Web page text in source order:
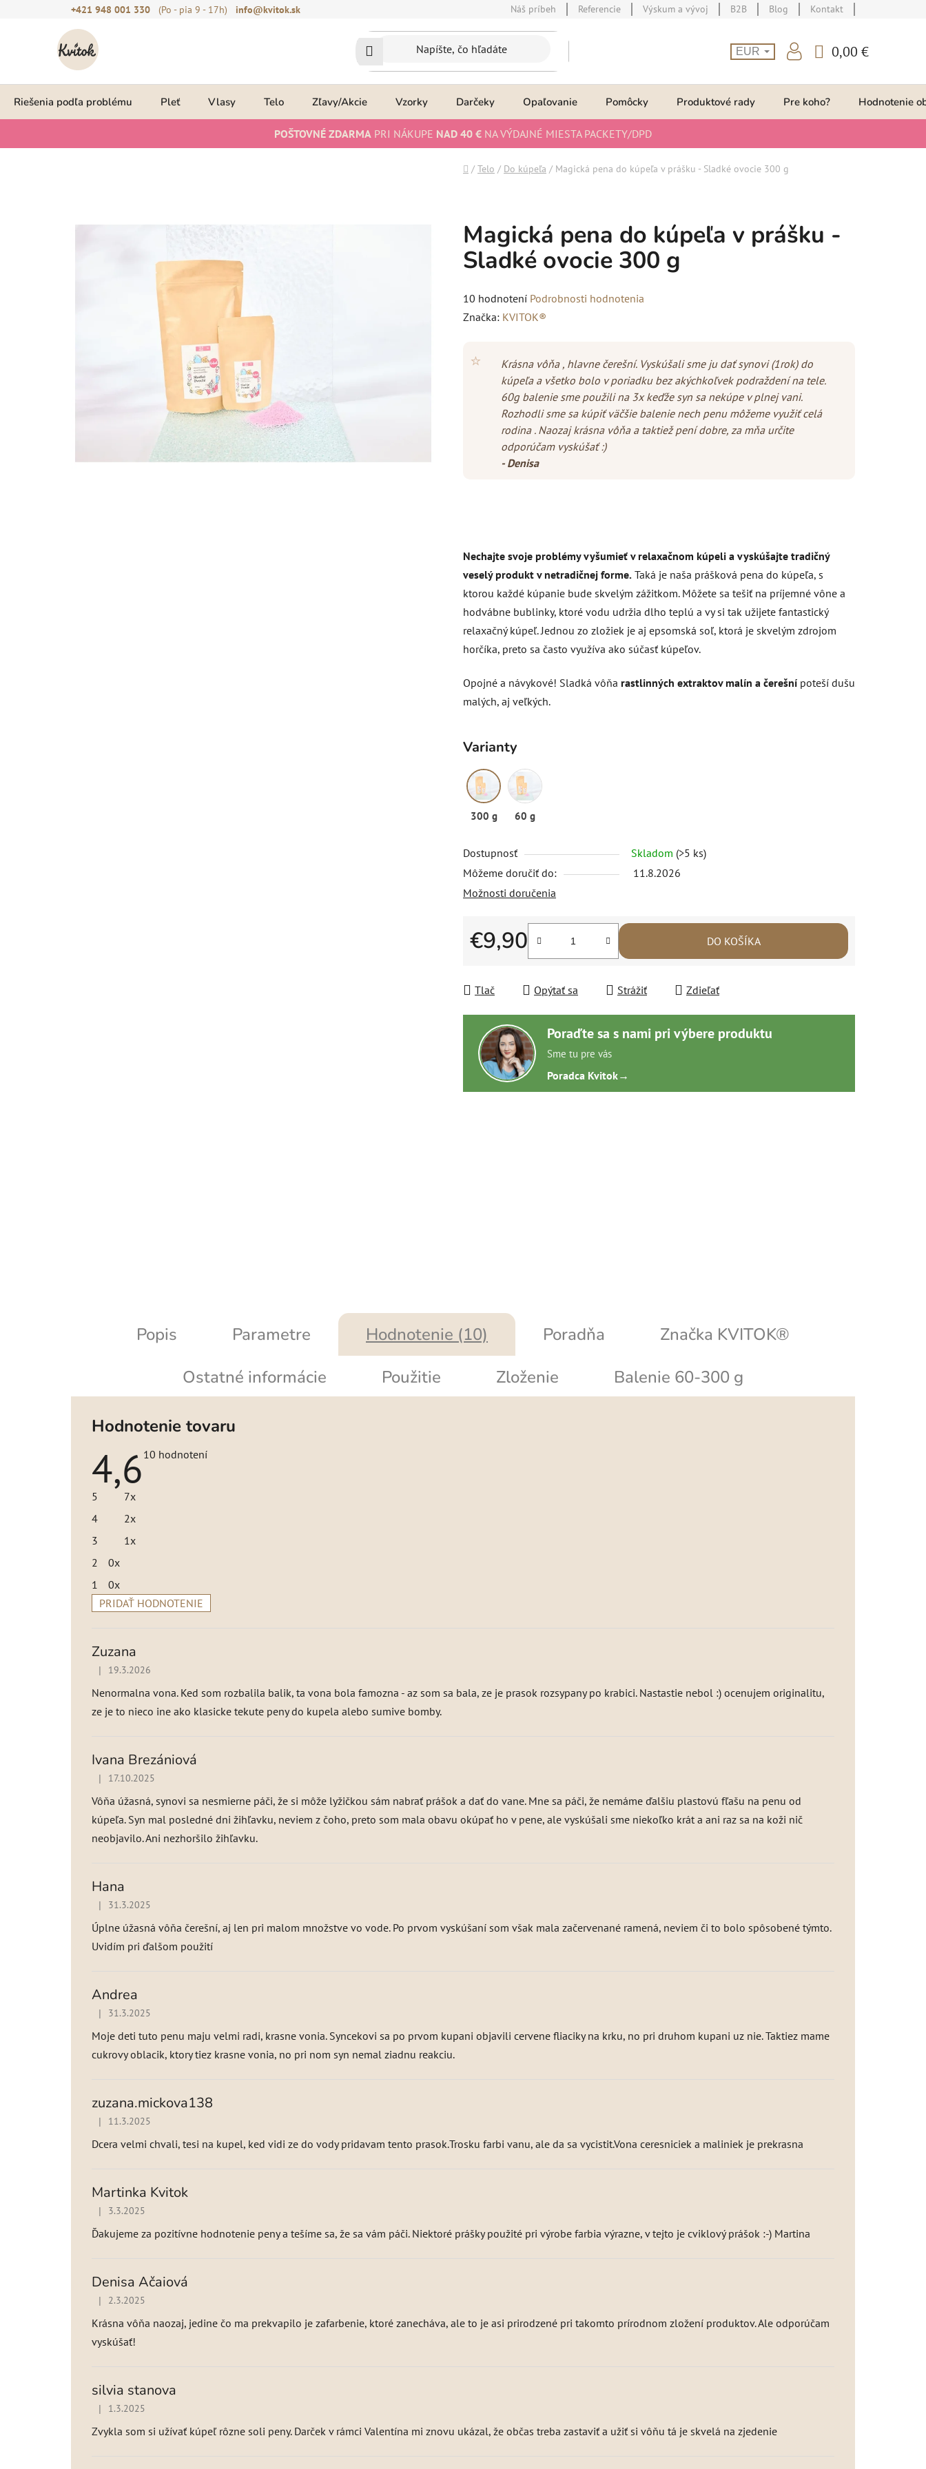
+421 948 001 330 (Po - pia 9 - 17h) info@kvitok.sk Náš príbeh Referencie Výskum a vývoj B2B Blog Kontakt
EUR
KOŠÍK
0,00 €
Riešenia podľa problému Pleť Vlasy Telo Zľavy/Akcie Vzorky Darčeky Opaľovanie Pomôcky Produktové rady Pre koho? Hodnotenie
POŠTOVNÉ ZDARMA PRI NÁKUPE NAD 40 € NA VÝDAJNÉ MIESTA PACKETY/DPD
Domov
/ Telo / Do kúpeľa / Magická pena do kúpeľa v prášku - Sladké ovocie 300 g
Magická pena do kúpeľa v prášku -
Sladké ovocie 300 g
Priemerné
hodnotenie
hviezdičiek.
10 hodnotení Podrobnosti hodnotenia
Značka: KVITOK®
⭐
Krásna vôňa , hlavne čerešní. Vyskúšali sme ju dať synovi (1rok) do
kúpeľa a všetko bolo v poriadku bez akýchkoľvek podraždení na tele.
60g balenie sme použili na 3x keďže syn sa nekúpe v plnej vani.
Rozhodli sme sa kúpiť väčšie balenie nech penu môžeme využiť celá
rodina . Naozaj krásna vôňa a taktiež pení dobre, za mňa určite
odporúčam vyskúšať :)
- Denisa
Nechajte svoje problémy vyšumieť v relaxačnom kúpeli a vyskúšajte tradičný
veselý produkt v netradičnej forme. Taká je naša prášková pena do kúpeľa, s
ktorou každé kúpanie bude skvelým zážitkom. Môžete sa tešiť na príjemné vône a
hodvábne bublinky, ktoré vodu udržia dlho teplú a vy si tak užijete fantastický
relaxačný kúpeľ. Jednou zo zložiek je aj epsomská soľ, ktorá je skvelým zdrojom
horčíka, preto sa často využíva ako súčasť kúpeľov.
Opojné a návykové! Sladká vôňa rastlinných extraktov malín a čerešní poteší dušu
malých, aj veľkých.
Varianty
300 g 60 g
Dostupnosť Skladom (>5 ks)
Môžeme doručiť do:
11.8.2026
Možnosti doručenia
€9,90
Jednotková cena:
DO KOŠÍKA
Tlač Opýtať sa Strážiť Zdieľať
Poraďte sa s nami pri výbere produktu
Sme tu pre vás
Poradca Kvitok→
Popis Parametre Hodnotenie (10) Poradňa Značka KVITOK®
Ostatné informácie
Použitie Zloženie Balenie 60-300 g
Hodnotenie tovaru
4,6 Priemerné
10 hodnotení
5
7x
4
2x
3
1x
2
0x
1
0x
PRIDAŤ HODNOTENIE
p
h
o
o
t
n
í
Zuzana
Hodnotenie produktu je 5 z 5 hviezdičiek.
| 19.3.2026
Nenormalna vona. Ked som rozbalila balik, ta vona bola famozna - az som sa bala, ze je prasok rozsypany po krabici. Nastastie nebol :) ocenujem originalitu,
ze je to nieco ine ako klasicke tekute peny do kupela alebo sumive bomby.
Ivana Brezániová
Hodnotenie produktu je 5 z 5 hviezdičiek.
| 17.10.2025
Vôňa úžasná, synovi sa nesmierne páči, že si môže lyžičkou sám nabrať prášok a dať do vane. Mne sa páči, že nemáme ďalšiu plastovú fľašu na penu od
kúpeľa. Syn mal posledné dni žihľavku, neviem z čoho, preto som mala obavu okúpať ho v pene, ale vyskúšali sme niekoľko krát a ani raz sa na koži nič
neobjavilo. Ani nezhoršilo žihľavku.
Hana
Hodnotenie produktu je 5 z 5 hviezdičiek.
| 31.3.2025
Úplne úžasná vôňa čerešní, aj len pri malom množstve vo vode. Po prvom vyskúšaní som však mala začervenané ramená, neviem či to bolo spôsobené týmto.
Uvidím pri ďalšom použití
Andrea
Hodnotenie produktu je 5 z 5 hviezdičiek.
| 31.3.2025
Moje deti tuto penu maju velmi radi, krasne vonia. Syncekovi sa po prvom kupani objavili cervene fliaciky na krku, no pri druhom kupani uz nie. Taktiez mame
cukrovy oblacik, ktory tiez krasne vonia, no pri nom syn nemal ziadnu reakciu.
zuzana.mickova138
Hodnotenie produktu je 4 z 5 hviezdičiek.
| 11.3.2025
Dcera velmi chvali, tesi na kupel, ked vidi ze do vody pridavam tento prasok.Trosku farbi vanu, ale da sa vycistit.Vona ceresniciek a maliniek je prekrasna
Martinka Kvitok
Hodnotenie produktu je 0 z 5 hviezdičiek.
| 3.3.2025
Ďakujeme za pozitívne hodnotenie peny a tešíme sa, že sa vám páči. Niektoré prášky použité pri výrobe farbia výrazne, v tejto je cviklový prášok :-) Martina
Denisa Ačaiová
Hodnotenie produktu je 4 z 5 hviezdičiek.
| 2.3.2025
Krásna vôňa naozaj, jedine čo ma prekvapilo je zafarbenie, ktoré zanecháva, ale to je asi prirodzené pri takomto prírodnom zložení produktov. Ale odporúčam
vyskúšať!
silvia stanova
Hodnotenie produktu je 5 z 5 hviezdičiek.
| 1.3.2025
Zvykla som si užívať kúpeľ rôzne soli peny. Darček v rámci Valentína mi znovu ukázal, že občas treba zastaviť a užiť si vôňu tá je skvelá na zjedenie